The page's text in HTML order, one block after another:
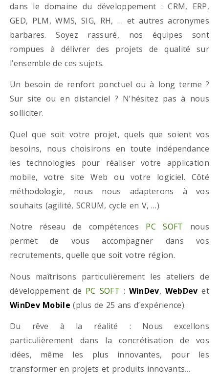
dans le domaine du développement : CRM, ERP,
GED, PLM, WMS, SIG, RH, … et autres acronymes
barbares. Soyez rassuré, nos équipes sont
rompues à délivrer des projets de qualité sur
l’ensemble de ces sujets.
Un besoin de renfort ponctuel ou à long terme ?
Sur site ou en distanciel ? N’hésitez pas à nous
solliciter.
Quel que soit votre projet, quels que soient vos
besoins, nous choisirons en toute indépendance
les technologies pour réaliser votre application
mobile, votre site Web ou votre logiciel. Côté
méthodologie, nous nous adapterons à vos
souhaits (agilité, SCRUM, cycle en V, …)
Notre réseau de compétences PC SOFT nous
permet de vous accompagner dans vos
recrutements, quelle que soit votre région.
Nous maîtrisons particulièrement les ateliers de
développement de PC SOFT : WinDev, WebDev et
WinDev Mobile (plus de 25 ans d’expérience).
Du rêve à la réalité : Nous excellons
particulièrement dans la concrétisation de vos
idées, même les plus innovantes, pour les
transformer en projets et produits innovants…